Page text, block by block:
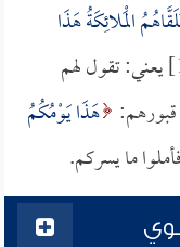
الْمَلائِكَةُ هَذَا
[الأنبياء:103] يعني: تقول لهم
هَذَا يَوْمُكُمُ